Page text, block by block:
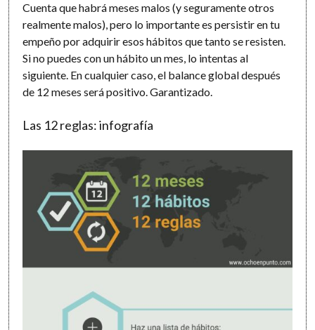
Cuenta que habrá meses malos (y seguramente otros
realmente malos), pero lo importante es persistir en tu
empeño por adquirir esos hábitos que tanto se resisten.
Si no puedes con un hábito un mes, lo intentas al
siguiente. En cualquier caso, el balance global después
de 12 meses será positivo. Garantizado.
Las 12 reglas: infografía